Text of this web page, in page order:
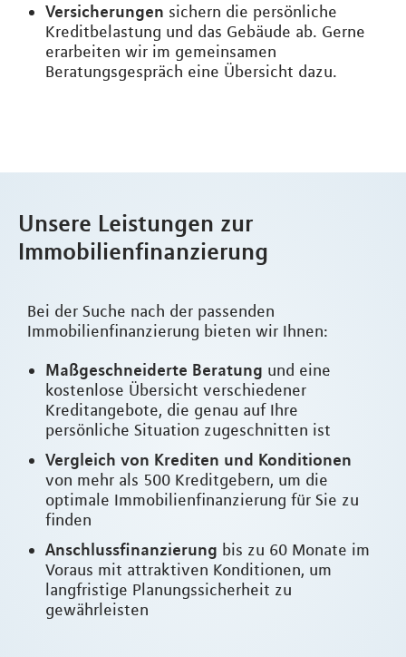
Versicherungen sichern die persönliche
Kreditbelastung und das Gebäude ab. Gerne
erarbeiten wir im gemeinsamen
Beratungsgespräch eine Übersicht dazu.
Unsere Leistungen zur
Immobilienfinanzierung
Bei der Suche nach der passenden
Immobilienfinanzierung bieten wir Ihnen:
Maßgeschneiderte Beratung und eine
kostenlose Übersicht verschiedener
Kreditangebote, die genau auf Ihre
persönliche Situation zugeschnitten ist
Vergleich von Krediten und Konditionen
von mehr als 500 Kreditgebern, um die
optimale Immobilienfinanzierung für Sie zu
finden
Anschlussfinanzierung bis zu 60 Monate im
Voraus mit attraktiven Konditionen, um
langfristige Planungssicherheit zu
gewährleisten